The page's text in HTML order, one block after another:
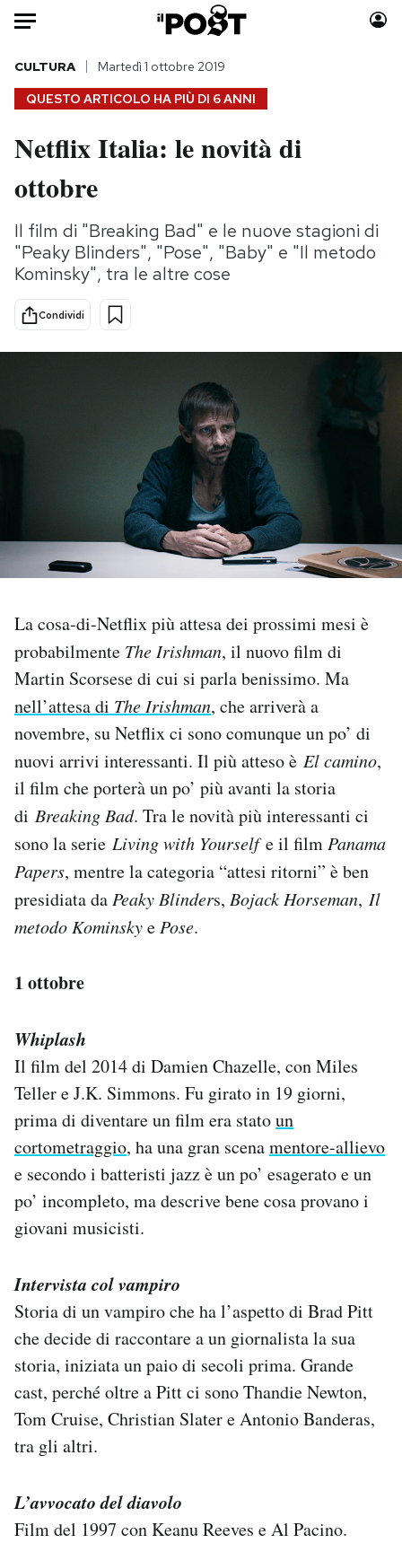
Auto
HOME
Italia
Politica
Tecnologia
Internet
Scienza
Cultura
Economia
Moda
Storie/Idee
Ok Boomer!
Media
I MIEI PREFERITI
CALENDARIO
AREA PERSONALE
Area Personale
Newsletter
Notifiche mobile
Regala il Post
Hai bisogno di aiuto?
QUESTO ARTICOLO HA PIÙ DI 6 ANNI
CULTURA Martedì 1 ottobre 2019
Netflix Italia: le novità di
ottobre
Il film di "Breaking Bad" e le nuove stagioni di
"Peaky Blinders", "Pose", "Baby" e "Il metodo
Kominsky", tra le altre cose
Condividi
La cosa-di-Netflix più attesa dei prossimi mesi è
probabilmente The Irishman, il nuovo film di
Martin Scorsese di cui si parla benissimo. Ma
nell’attesa di The Irishman, che arriverà a
novembre, su Netflix ci sono comunque un po’ di
nuovi arrivi interessanti. Il più atteso è El camino,
il film che porterà un po’ più avanti la storia
di Breaking Bad. Tra le novità più interessanti ci
sono la serie Living with Yourselfe il filmPanama
Papers, mentre la categoria “attesi ritorni” è ben
presidiata daPeaky Blinders, Bojack Horseman, Il
metodo KominskyePose.
1 ottobre
Whiplash
Il film del 2014 di Damien Chazelle, con Miles
Teller e J.K. Simmons. Fu girato in 19 giorni,
prima di diventare un film era statoun
cortometraggio, ha una gran scenamentore-allievo
e secondo i batteristi jazz è un po’ esagerato e un
po’ incompleto, ma descrive bene cosa provano i
giovani musicisti.
Intervista col vampiro
Storia di un vampiro che ha l’aspetto di Brad Pitt
che decide di raccontare a un giornalista la sua
storia, iniziata un paio di secoli prima. Grande
cast, perché oltre a Pitt ci sono Thandie Newton,
Tom Cruise, Christian Slater e Antonio Banderas,
tra gli altri.
L’avvocato del diavolo
Film del 1997 con Keanu Reeves e Al Pacino.